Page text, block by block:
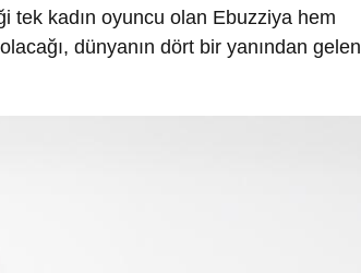
tek kadın oyuncu olan Ebuzziya hem
dünyanın dört bir yanından gelen